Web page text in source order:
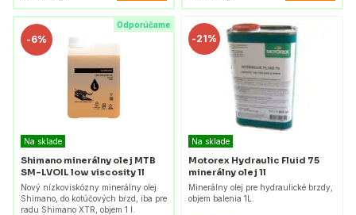
Odporúčame
-6%
Na sklade
Shimano minerálny olej MTB
SM-LVOIL low viscosity 1l
Nový nízkoviskózny minerálny olej
Shimano, do kotúčových bŕzd, iba pre
radu Shimano XTR, objem 1 l.
-21%
Na sklade
Motorex Hydraulic Fluid 75
minerálny olej 1l
Minerálny olej pre hydraulické brzdy,
objem balenia 1L.